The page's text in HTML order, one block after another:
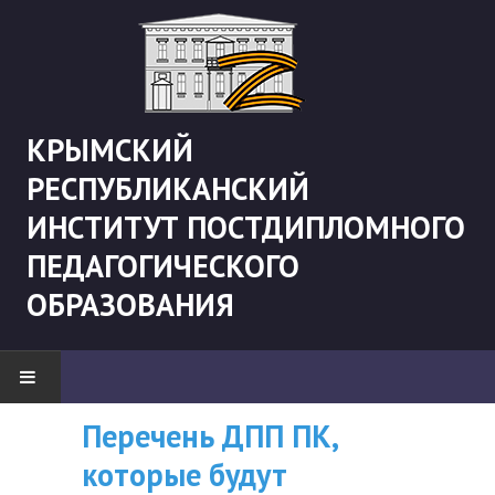
КРЫМСКИЙ
РЕСПУБЛИКАНСКИЙ
ИНСТИТУТ ПОСТДИПЛОМНОГО
ПЕДАГОГИЧЕСКОГО
ОБРАЗОВАНИЯ
НОВОСТИ
"Боевая" русистика
ВНИМАНИЮ
СЛУШАТЕЛЕЙ, У
Перечень ДПП ПК,
которые будут